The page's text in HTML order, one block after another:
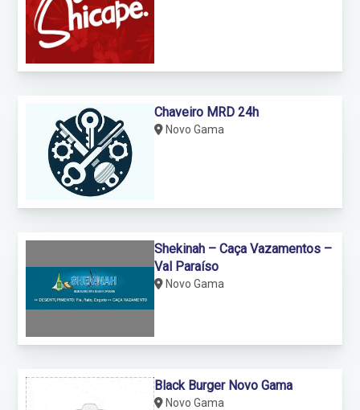
Novo Gama
Chaveiro MRD 24h
Novo Gama
Shekinah – Caça Vazamentos –
Val Paraíso
Novo Gama
Black Burger Novo Gama